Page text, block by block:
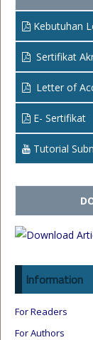
Kebutuhan
Sertifikat
Letter of
E- Sertifikat
Tutorial
Information
For Readers
For Authors